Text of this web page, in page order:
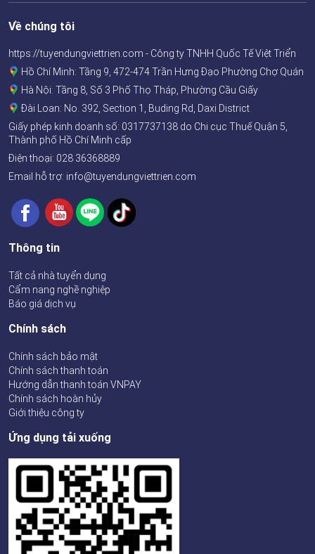
Về chúng tôi
https://tuyendungviettrien.com - Công ty TNHH Quốc Tế Việt Triển
Hồ Chí Minh: Tầng 9, 472-474 Trần Hưng Đạo Phường Chợ Quán
Hà Nội: Tầng 8, Số 3 Phố Thọ Tháp, Phường Cầu Giấy
Đài Loan: No. 392, Section 1, Buding Rd, Daxi District
Giấy phép kinh doanh số: 0317737138 do Chi cục Thuế Quận 5,
Thành phố Hồ Chí Minh cấp
Điện thoại: 028 36368889
Email hỗ trợ: info@tuyendungviettrien.com
Thông tin
Tất cả nhà tuyển dụng
Cẩm nang nghề nghiệp
Báo giá dịch vụ
Chính sách
Chính sách bảo mật
Chính sách thanh toán
Hướng dẫn thanh toán VNPAY
Chính sách hoàn hủy
Giới thiệu công ty
Ứng dụng tải xuống